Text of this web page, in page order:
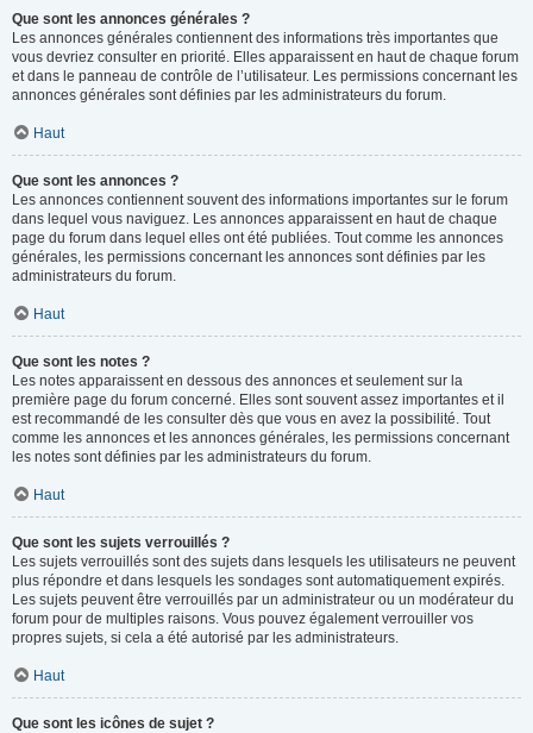
Que sont les annonces générales ?
Les annonces générales contiennent des informations très importantes que
vous devriez consulter en priorité. Elles apparaissent en haut de chaque forum
et dans le panneau de contrôle de l’utilisateur. Les permissions concernant les
annonces générales sont définies par les administrateurs du forum.
Haut
Que sont les annonces ?
Les annonces contiennent souvent des informations importantes sur le forum
dans lequel vous naviguez. Les annonces apparaissent en haut de chaque
page du forum dans lequel elles ont été publiées. Tout comme les annonces
générales, les permissions concernant les annonces sont définies par les
administrateurs du forum.
Haut
Que sont les notes ?
Les notes apparaissent en dessous des annonces et seulement sur la
première page du forum concerné. Elles sont souvent assez importantes et il
est recommandé de les consulter dès que vous en avez la possibilité. Tout
comme les annonces et les annonces générales, les permissions concernant
les notes sont définies par les administrateurs du forum.
Haut
Que sont les sujets verrouillés ?
Les sujets verrouillés sont des sujets dans lesquels les utilisateurs ne peuvent
plus répondre et dans lesquels les sondages sont automatiquement expirés.
Les sujets peuvent être verrouillés par un administrateur ou un modérateur du
forum pour de multiples raisons. Vous pouvez également verrouiller vos
propres sujets, si cela a été autorisé par les administrateurs.
Haut
Que sont les icônes de sujet ?